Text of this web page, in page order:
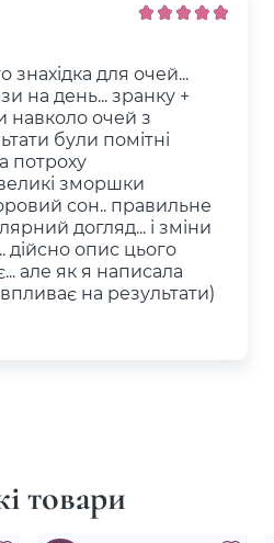
для очей...
на день... зранку +
навколо очей з
були помітні
потроху
зморшки
сон.. правильне
догляд... і зміни
дійсно опис цього
але як я написала
на результати)
товари